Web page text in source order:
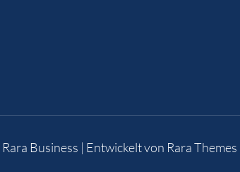
Rara Business | Entwickelt von Rara Themes